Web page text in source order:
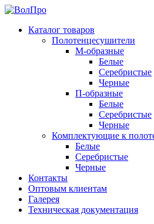
Каталог товаров
Полотенцесушители
М-образные
Белые
Серебристые
Черные
П-образные
Белые
Серебристые
Черные
Комплектующие к
Белые
Серебристые
Черные
Контакты
Оптовым клиентам
Галерея
Техническая документация